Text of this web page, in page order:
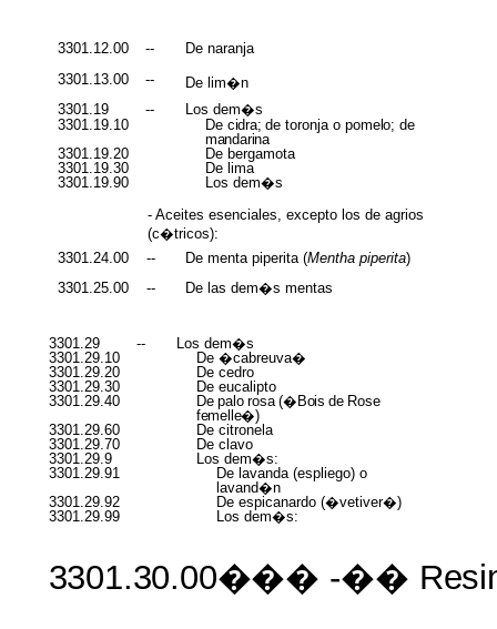
3301.12.00 --
De naranja
3301.13.00
--
De lim�n
3301.19
--
Los dem�s
3301.19.10
De cidra;de toronja opomelo; de
mandarina
3301.19.20
De bergamota
3301.19.30
De lima
3301.19.90
Los dem�s
- Aceites esenciales, excepto los de agrios
(c�tricos):
3301.24.00
-- De menta piperita (Mentha piperita)
3301.25.00
-- De las dem�s mentas
3301.29 --
Los dem�s
3301.29.10
De �cabreuva�
3301.29.20
De cedro
3301.29.30
De eucalipto
3301.29.40
De palo rosa (�Bois de Rose
femelle�)
3301.29.60
De citronela
3301.29.70
De clavo
3301.29.9
Los dem�s:
3301.29.91
De lavanda (espliego) o
lavand�n
3301.29.92
De espicanardo (�vetiver�)
3301.29.99
Los dem�s:
3301.30.00��� -��